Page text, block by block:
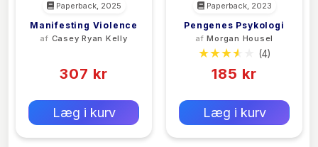
Paperback, 2025
Manifesting Violence
af Casey Ryan Kelly
307 kr
Læg i kurv
Paperback, 2023
Pengenes Psykologi
afMorgan Housel
(4)
185 kr
Læg i kurv